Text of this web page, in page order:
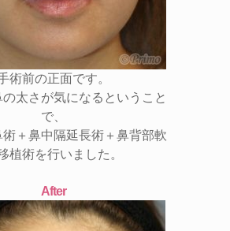
術前の正面です。
太さが気になるということ
で、
術＋鼻中隔延長術＋鼻背部軟
植術を行いました。
After